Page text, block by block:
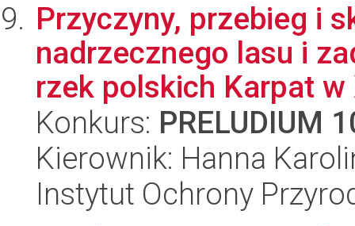
Przyczyny, przebieg i
nadrzecznego lasu i
rzek polskich Karpat w
Konkurs: PRELUDIUM
Kierownik: Hanna
Instytut Ochrony